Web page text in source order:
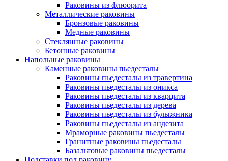
Раковины из флюорита
Металлические раковины
Бронзовые раковины
Медные раковины
Стеклянные раковины
Бетонные раковины
Напольные раковины
Каменные раковины пьедесталы
Раковины пьедесталы из травертина
Раковины пьедесталы из оникса
Раковины пьедесталы из кварцита
Раковины пьедесталы из дерева
Раковины пьедесталы из булыжника
Раковины пьедесталы из андезита
Мраморные раковины пьедесталы
Гранитные раковины пьедесталы
Базальтовые раковины пьедесталы